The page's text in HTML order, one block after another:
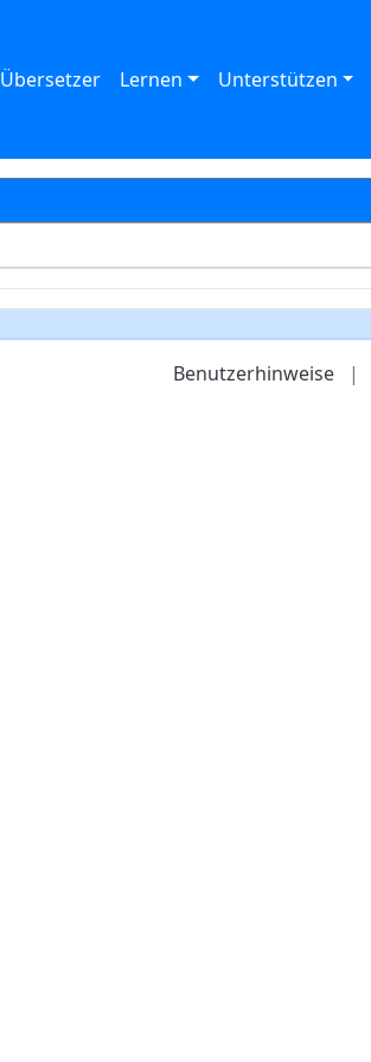
Übersetzer Lernen Unterstützen
Benutzerhinweise |